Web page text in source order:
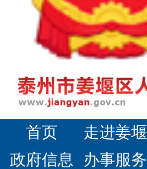
首页 走进姜堰
政府信息
办事服务